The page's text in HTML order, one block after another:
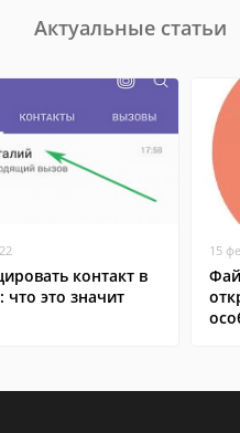
Актуальные статьи
контакт в
что это значит
15